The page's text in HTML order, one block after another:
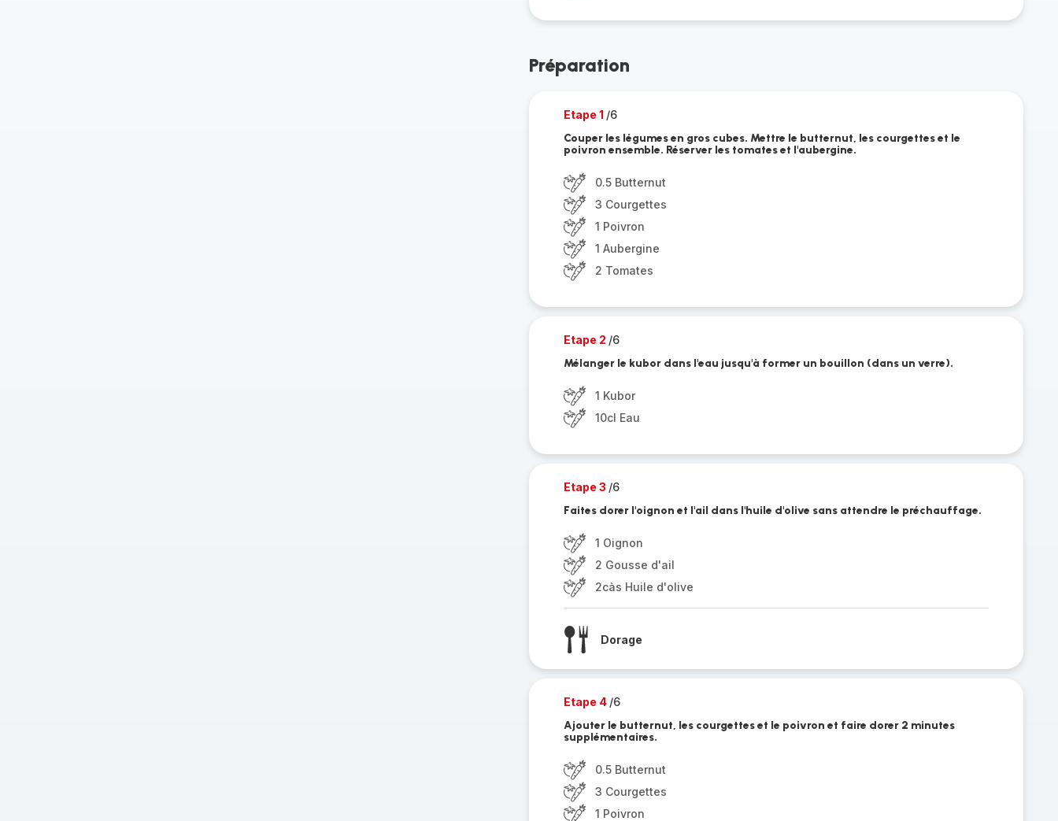
Préparation
Etape 1 /6
Couper les légumes en gros cubes. Mettre le butternut, les courgettes et le
poivron ensemble. Réserver les tomates et l'aubergine.
0.5 Butternut
3 Courgettes
1 Poivron
1 Aubergine
2 Tomates
Etape 2 /6
Mélanger le kubor dans l'eau jusqu'à former un bouillon (dans un verre).
1 Kubor
10cl Eau
Etape 3 /6
Faites dorer l'oignon et l'ail dans l'huile d'olive sans attendre le préchauffage.
1 Oignon
2 Gousse d'ail
2càs Huile d'olive
Dorage
Etape 4 /6
Ajouter le butternut, les courgettes et le poivron et faire dorer 2 minutes
supplémentaires.
0.5 Butternut
3 Courgettes
1 Poivron